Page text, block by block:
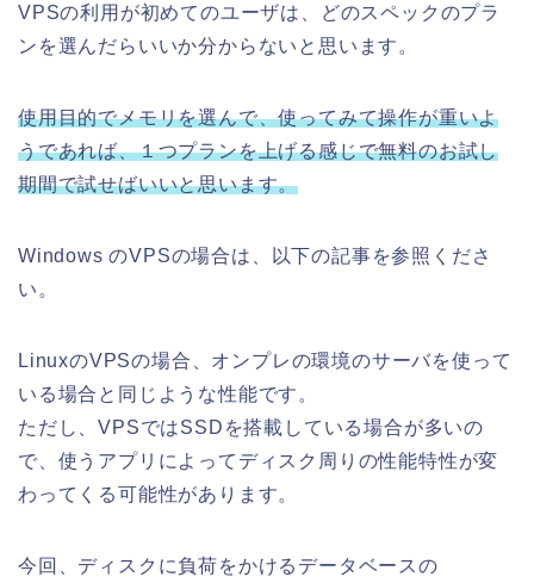
VPSの利用が初めてのユーザは、どのスペックのプラ
ンを選んだらいいか分からないと思います。
使用目的でメモリを選んで、使ってみて操作が重いよ
うであれば、１つプランを上げる感じで無料のお試し
期間で試せばいいと思います。
Windows のVPSの場合は、以下の記事を参照くださ
い。
LinuxのVPSの場合、オンプレの環境のサーバを使って
いる場合と同じような性能です。
ただし、VPSではSSDを搭載している場合が多いの
で、使うアプリによってディスク周りの性能特性が変
わってくる可能性があります。
今回、ディスクに負荷をかけるデータベースの